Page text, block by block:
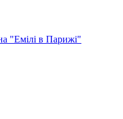
"Емілі в Парижі"